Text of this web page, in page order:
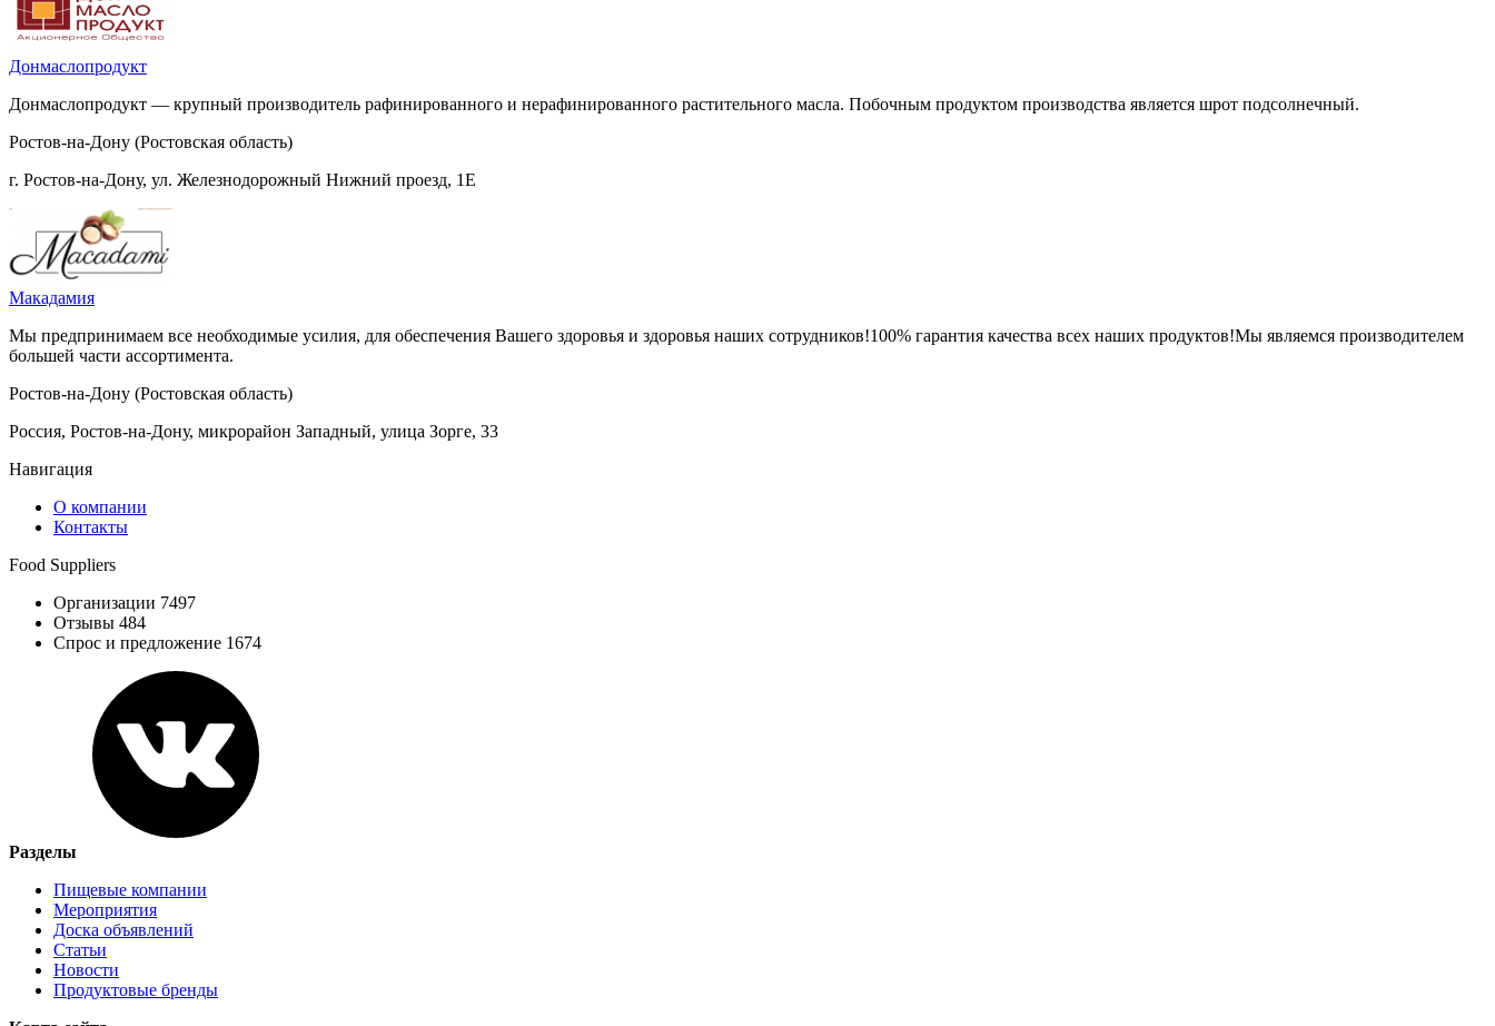
Донмаслопродукт
Донмаслопродукт — крупный производитель рафинированного и нерафинированного растительного масла. Побочным продуктом производства является шрот подсолнечный.
Ростов-на-Дону (Ростовская область)
г. Ростов-на-Дону, ул. Железнодорожный Нижний проезд, 1Е
Макадамия
Мы предпринимаем все необходимые усилия, для обеспечения Вашего здоровья и здоровья наших сотрудников!100% гарантия качества всех наших продуктов!Мы являемся производителем
большей части ассортимента.
Ростов-на-Дону (Ростовская область)
Россия, Ростов-на-Дону, микрорайон Западный, улица Зорге, 33
Навигация
О компании
Контакты
Food Suppliers
Организации 7497
Отзывы 484
Спрос и предложение 1674
Разделы
Пищевые компании
Мероприятия
Доска объявлений
Статьи
Новости
Продуктовые бренды